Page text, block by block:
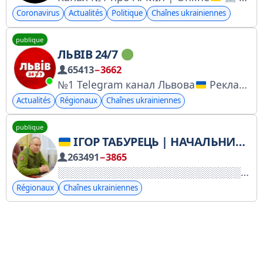
Coronavirus Actualités Politique Chaînes ukrainiennes
publique
ЛЬВІВ 24/7
65413−3662
№1 Telegram канал Львова Реклама на каналі: @p_super Посилання на канал - https://t.me/+-UPvu03Gktc3Y2Zi
Actualités Régionaux Chaînes ukrainiennes
publique
ІГОР ТАБУРЕЦЬ | НАЧАЛЬНИК ЧЕРКАСЬКОЇ ОВА
263491−3865
Régionaux Chaînes ukrainiennes